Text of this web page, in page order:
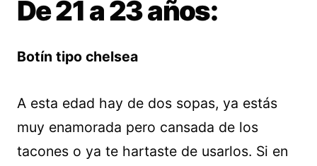
De 21 a 23 años:
Botín tipo chelsea
A esta edad hay de dos sopas, ya estás
muy enamorada pero cansada de los
tacones o ya te hartaste de usarlos. Si en